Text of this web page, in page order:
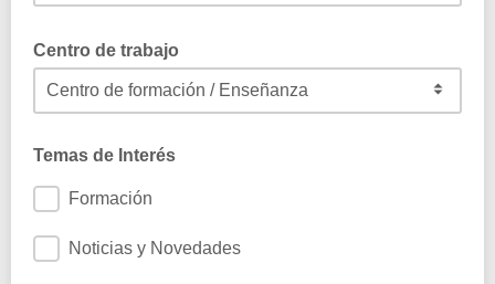
Centro de trabajo
personalizar la información que te enviemos
Temas de Interés
Formación
Noticias y Novedades